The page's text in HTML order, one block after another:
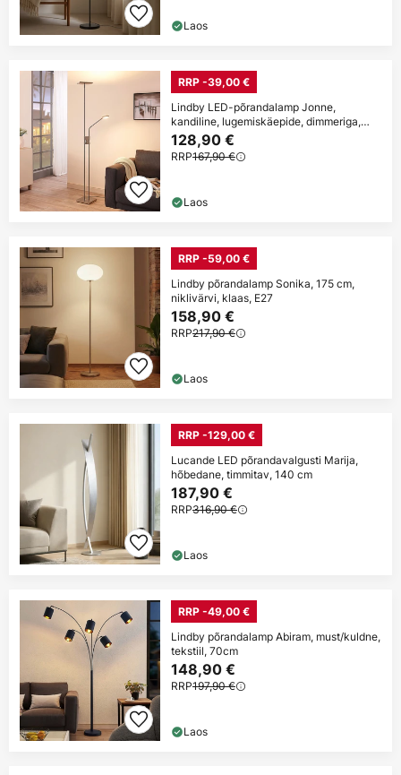
Laos
RRP -39,00 €
Lindby LED-põrandalamp Jonne,
kandiline, lugemiskäepide, dimmeriga,
180 cm
128,90 €
RRP167,90 €
Laos
RRP -59,00 €
Lindby põrandalamp Sonika, 175 cm,
niklivärvi, klaas, E27
158,90 €
RRP217,90 €
Laos
RRP -129,00 €
Lucande LED põrandavalgusti Marija,
hõbedane, timmitav, 140 cm
187,90 €
RRP316,90 €
Laos
RRP -49,00 €
Lindby põrandalamp Abiram, must/kuldne,
tekstiil, 70cm
148,90 €
RRP197,90 €
Laos